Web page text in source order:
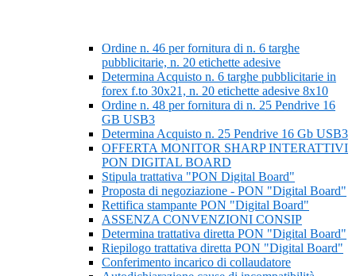
Ordine n. 46 per fornitura di n. 6 targhe
pubblicitarie, n. 20 etichette adesive
Determina Acquisto n. 6 targhe pubblicitarie in
forex f.to 30x21, n. 20 etichette adesive 8x10
Ordine n. 48 per fornitura di n. 25 Pendrive 16
GB USB3
Determina Acquisto n. 25 Pendrive 16 Gb USB3
OFFERTA MONITOR SHARP INTERATTIVI
PON DIGITAL BOARD
Stipula trattativa "PON Digital Board"
Proposta di negoziazione - PON "Digital Board"
Rettifica stampante PON "Digital Board"
ASSENZA CONVENZIONI CONSIP
Determina trattativa diretta PON "Digital Board"
Riepilogo trattativa diretta PON "Digital Board"
Conferimento incarico di collaudatore